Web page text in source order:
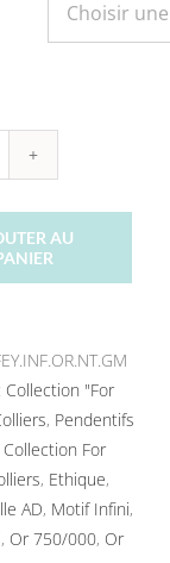
AU
Collection "For
, Pendentifs
Collection For
, Ethique,
AD, Motif Infini,
, Or 750/000, Or